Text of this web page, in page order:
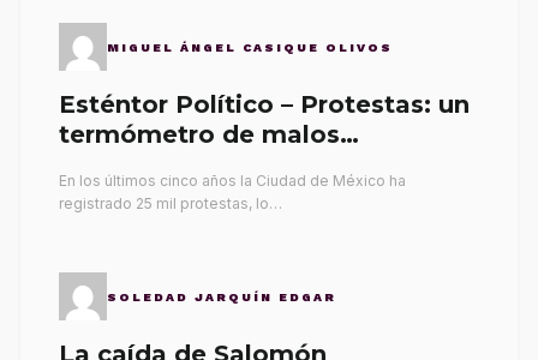
MIGUEL ÁNGEL CASIQUE OLIVOS
Esténtor Político – Protestas: un
termómetro de malos
En los últimos cinco años la Ciudad de México ha
registrado 25 mil protestas, lo…
SOLEDAD JARQUÍN EDGAR
La caída de Salomón